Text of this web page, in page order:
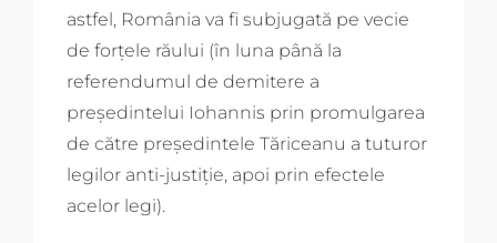
astfel, România va fi subjugată pe vecie
de forțele răului (în luna până la
referendumul de demitere a
președintelui Iohannis prin promulgarea
de către președintele Tăriceanu a tuturor
legilor anti-justiție, apoi prin efectele
acelor legi).